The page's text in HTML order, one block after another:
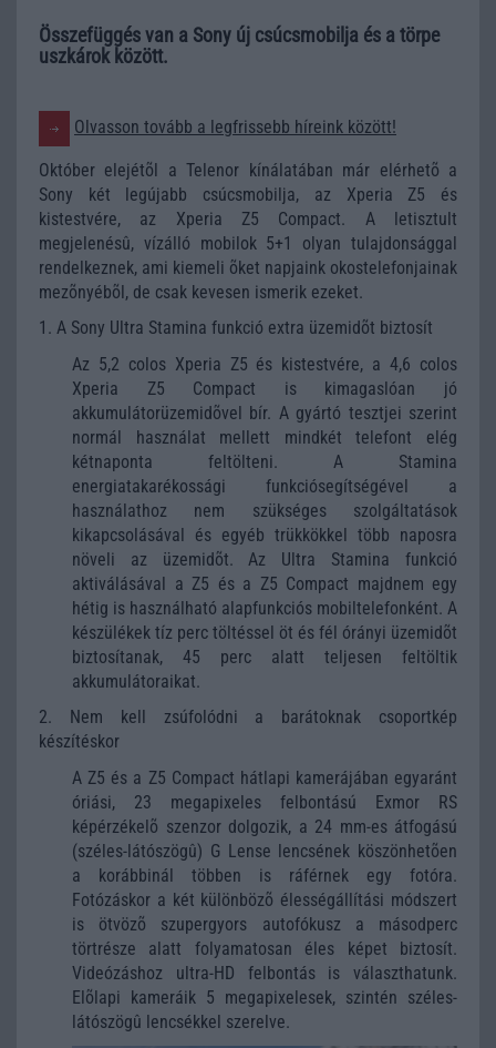
Összefüggés van a Sony új csúcsmobilja és a törpe
uszkárok között.
Olvasson tovább a legfrissebb híreink között!
Október elejétõl a Telenor kínálatában már elérhetõ a
Sony két legújabb csúcsmobilja, az Xperia Z5 és
kistestvére, az Xperia Z5 Compact. A letisztult
megjelenésû, vízálló mobilok 5+1 olyan tulajdonsággal
rendelkeznek, ami kiemeli õket napjaink okostelefonjainak
mezõnyébõl, de csak kevesen ismerik ezeket.
1. A Sony Ultra Stamina funkció extra üzemidõt biztosít
Az 5,2 colos Xperia Z5 és kistestvére, a 4,6 colos
Xperia Z5 Compact is kimagaslóan jó
akkumulátorüzemidõvel bír. A gyártó tesztjei szerint
normál használat mellett mindkét telefont elég
kétnaponta feltölteni. A Stamina
energiatakarékossági funkciósegítségével a
használathoz nem szükséges szolgáltatások
kikapcsolásával és egyéb trükkökkel több naposra
növeli az üzemidõt. Az Ultra Stamina funkció
aktiválásával a Z5 és a Z5 Compact majdnem egy
hétig is használható alapfunkciós mobiltelefonként. A
készülékek tíz perc töltéssel öt és fél órányi üzemidõt
biztosítanak, 45 perc alatt teljesen feltöltik
akkumulátoraikat.
2. Nem kell zsúfolódni a barátoknak csoportkép
készítéskor
A Z5 és a Z5 Compact hátlapi kamerájában egyaránt
óriási, 23 megapixeles felbontású Exmor RS
képérzékelõ szenzor dolgozik, a 24 mm-es átfogású
(széles-látószögû) G Lense lencsének köszönhetõen
a korábbinál többen is ráférnek egy fotóra.
Fotózáskor a két különbözõ élességállítási módszert
is ötvözõ szupergyors autofókusz a másodperc
törtrésze alatt folyamatosan éles képet biztosít.
Videózáshoz ultra-HD felbontás is választhatunk.
Elõlapi kameráik 5 megapixelesek, szintén széles-
látószögû lencsékkel szerelve.